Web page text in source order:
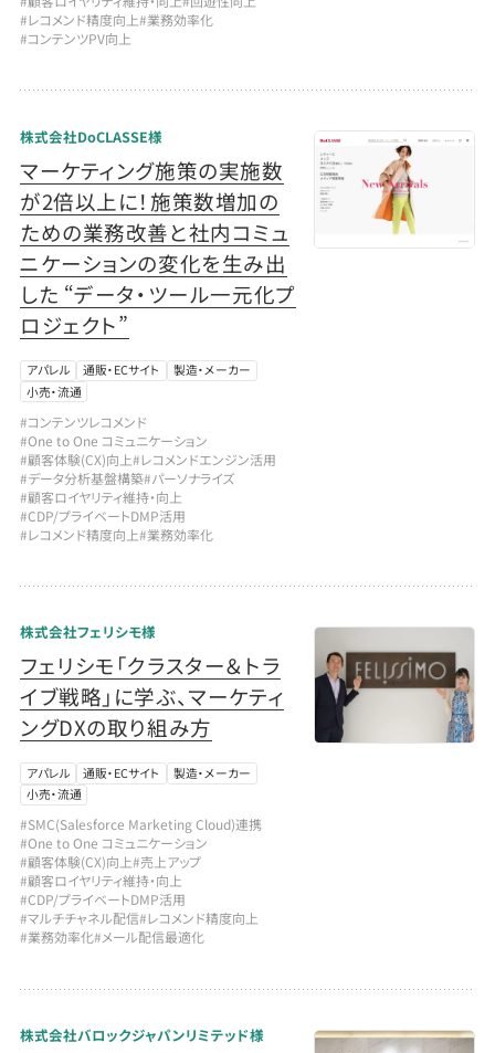
#レコメンド精度向上#業務効率化
#コンテンツPV向上
株式会社DoCLASSE様
マーケティング施策の実施数
が2倍以上に！施策数増加の
ための業務改善と社内コミュ
ニケーションの変化を生み出
した “データ・ツール一元化プ
ロジェクト”
アパレル 通販・ECサイト
製造・メーカー
小売・流通
#コンテンツレコメンド
#One to One コミュニケーション
#顧客体験(CX)向上#レコメンドエンジン活用
#データ分析基盤構築#パーソナライズ
#顧客ロイヤリティ維持・向上
#CDP/プライベートDMP活用
#レコメンド精度向上#業務効率化
株式会社フェリシモ様
フェリシモ「クラスター＆トラ
イブ戦略」に学ぶ、マーケティ
ングDXの取り組み方
アパレル 通販・ECサイト
製造・メーカー
小売・流通
#SMC(Salesforce Marketing Cloud)連携
#One to One コミュニケーション
#顧客体験(CX)向上#売上アップ
#顧客ロイヤリティ維持・向上
#CDP/プライベートDMP活用
#マルチチャネル配信#レコメンド精度向上
#業務効率化#メール配信最適化
株式会社バロックジャパンリミテッド様